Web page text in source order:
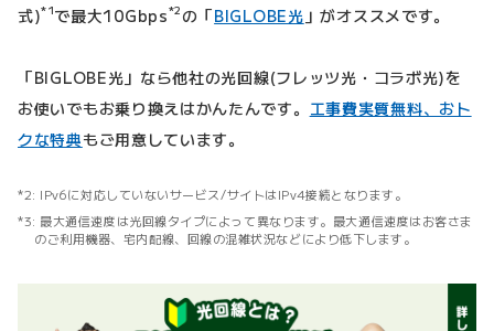
式)*1で最大10Gbps*2の「BIGLOBE光 」がオススメです。
「BIGLOBE光」なら他社の光回線(フレッツ光・コラボ光)を
お使いでもお乗り換えはかんたんです。 工事費実質無料、おト
クな特典もご用意しています。
IPv6に対応していないサービス/サイトはIPv4接続となります。
最大通信速度は光回線タイプによって異なります。最大通信速度はお客さま
のご利用機器、宅内配線、回線の混雑状況などにより低下します。